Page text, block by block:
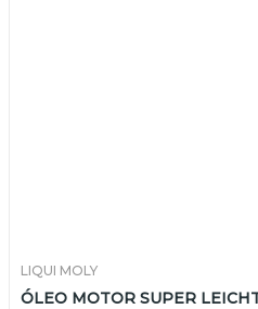
LIQUI MOLY
ÓLEO MOTOR SUPER